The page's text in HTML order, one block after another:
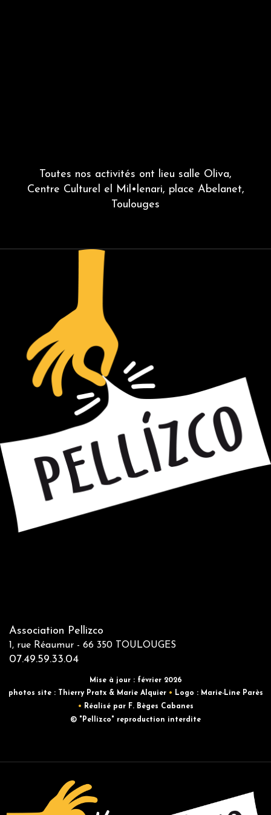
Toutes nos activités ont lieu salle Oliva,
Centre Culturel el Mil•lenari, place Abelanet,
Toulouges
Association Pellizco
1, rue Réaumur - 66 350 TOULOUGES
07.49.59.33.04
Mise à jour : février 2026
photos site : Thierry Pratx & Marie Alquier• Logo : Marie-Line Parès
• Réalisé par F. Bèges Cabanes
© "Pellizco" reproduction interdite